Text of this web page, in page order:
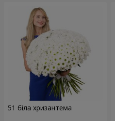
51 біла хризантема